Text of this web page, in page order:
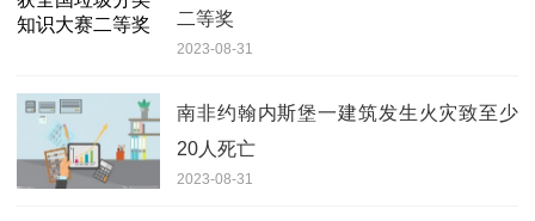
二等奖
2023-08-31
南非约翰内斯堡一建筑发生火灾致至少
20人死亡
2023-08-31